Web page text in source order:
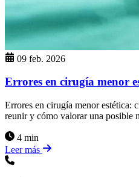
09 feb. 2026
Errores en cirugía menor
Errores en cirugía menor estética:
reunir y cómo valorar una posible
4 min
Leer más